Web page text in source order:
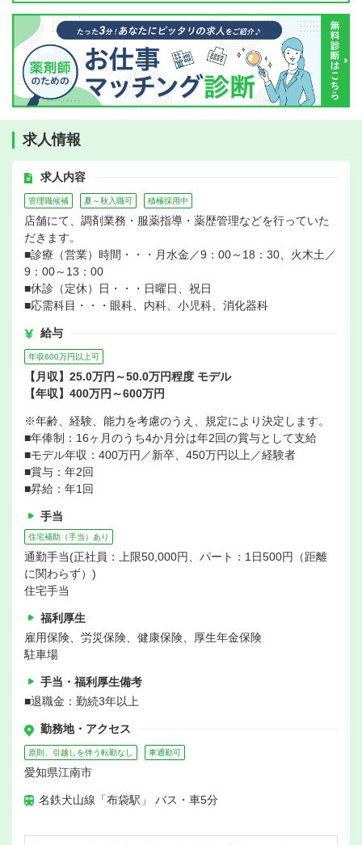
求人情報
求人内容
管理職候補 夏～秋入職可 積極採用中
店舗にて、調剤業務・服薬指導・薬歴管理などを行っていた
だきます。
■診療（営業）時間・・・月水金／9：00～18：30、火木土／
9：00～13：00
■休診（定休）日・・・日曜日、祝日
■応需科目・・・眼科、内科、小児科、消化器科
給与
年収600万円以上可
【月収】25.0万円～50.0万円程度 モデル
【年収】400万円～600万円
※年齢、経験、能力を考慮のうえ、規定により決定します。
■年俸制：16ヶ月のうち4か月分は年2回の賞与として支給
■モデル年収：400万円／新卒、450万円以上／経験者
■賞与：年2回
■昇給：年1回
手当
住宅補助（手当）あり
通勤手当(正社員：上限50,000円、パート：1日500円（距離
に関わらず）)
住宅手当
福利厚生
雇用保険、労災保険、健康保険、厚生年金保険
駐車場
手当・福利厚生備考
■退職金：勤続3年以上
勤務地・アクセス
原則、引越しを伴う転勤なし 車通勤可
愛知県江南市
名鉄犬山線「布袋駅」 バス・車5分